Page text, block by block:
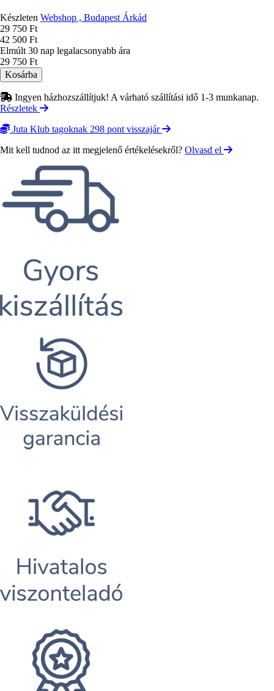
Készleten Webshop , Budapest Árkád
Ár
29 750 Ft
42 500 Ft
Elmúlt 30 nap legalacsonyabb ára
29 750 Ft
Ingyen házhozszállítjuk! A várható szállítási idő 1-3 munkanap.
Részletek
Juta Klub tagoknak 298 pont visszajár
Mit kell tudnod az itt megjelenő értékelésekről? Olvasd el